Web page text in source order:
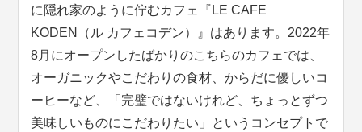
に隠れ家のように佇むカフェ『LE CAFE
KODEN（ル カフェコデン）』はあります。2022年
8月にオープンしたばかりのこちらのカフェでは、
オーガニックやこだわりの食材、からだに優しいコ
ーヒーなど、「完璧ではないけれど、ちょっとずつ
美味しいものにこだわりたい」というコンセプトで